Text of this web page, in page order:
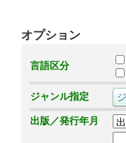
オプション
言語区分
ジャンル指定
出版／発行年月